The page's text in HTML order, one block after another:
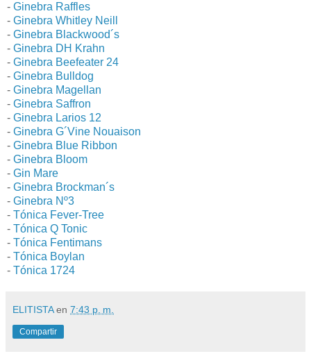
- Ginebra Raffles
- Ginebra Whitley Neill
- Ginebra Blackwood´s
- Ginebra DH Krahn
- Ginebra Beefeater 24
- Ginebra Bulldog
- Ginebra Magellan
- Ginebra Saffron
- Ginebra Larios 12
- Ginebra G´Vine Nouaison
- Ginebra Blue Ribbon
- Ginebra Bloom
- Gin Mare
- Ginebra Brockman´s
- Ginebra Nº3
- Tónica Fever-Tree
- Tónica Q Tonic
- Tónica Fentimans
- Tónica Boylan
- Tónica 1724
ELITISTA en 7:43 p. m.
Compartir